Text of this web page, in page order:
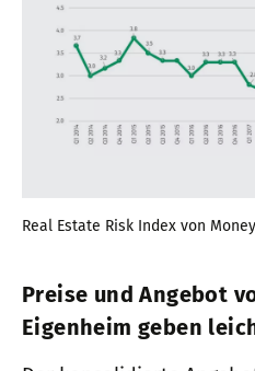
Real Estate Risk Index von
Preise und Angebot
Eigenheim geben